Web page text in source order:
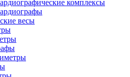
комплексы
весы